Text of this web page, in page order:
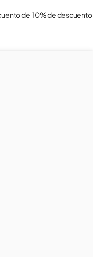
del 10% de descuento